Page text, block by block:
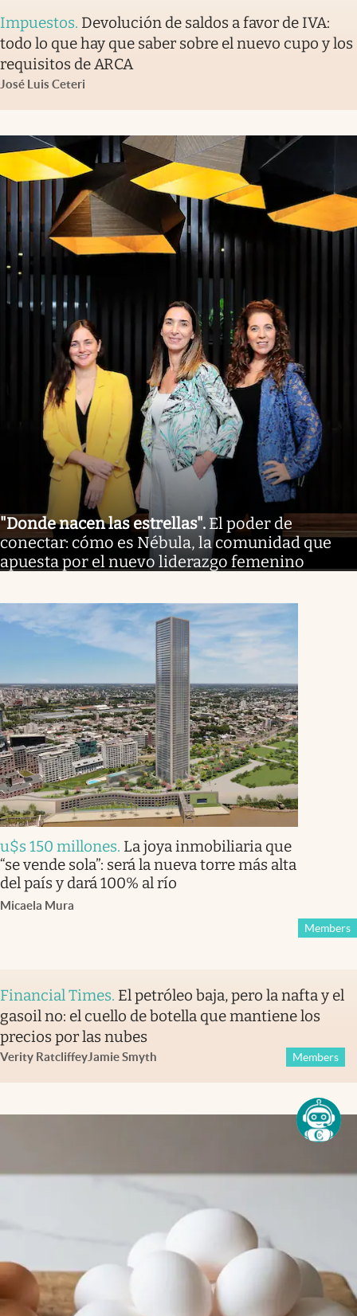
Impuestos. Devolución de saldos a favor de IVA:
todo lo que hay que saber sobre el nuevo cupo y los
requisitos de ARCA
José Luis Ceteri
"Donde nacen las estrellas". El poder de
conectar: cómo es Nébula, la comunidad que
apuesta por el nuevo liderazgo femenino
u$s 150 millones. La joya inmobiliaria que
“se vende sola”: será la nueva torre más alta
del país y dará 100% al río
Micaela Mura
Members
Financial Times. El petróleo baja, pero la nafta y el
gasoil no: el cuello de botella que mantiene los
precios por las nubes
Verity RatcliffeyJamie Smyth Members